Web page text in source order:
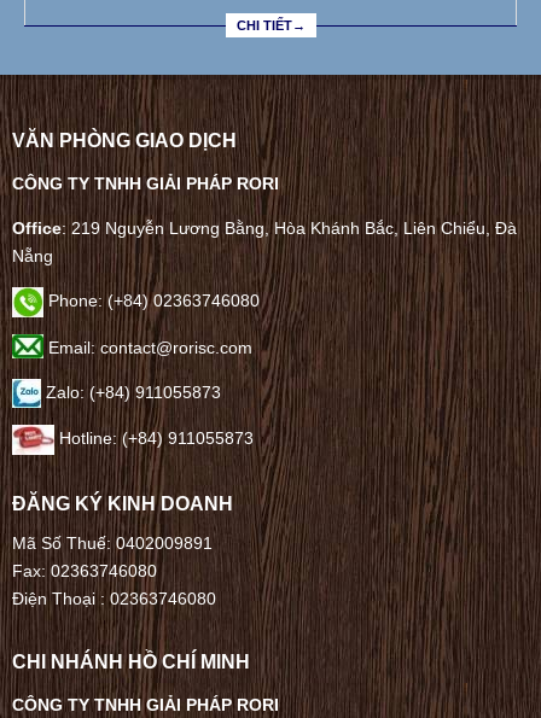
CHI TIẾT→
VĂN PHÒNG GIAO DỊCH
CÔNG TY TNHH GIẢI PHÁP RORI
Office: 219 Nguyễn Lương Bằng, Hòa Khánh Bắc, Liên Chiểu, Đà
Nẵng
Phone:(+84) 02363746080
Email: contact@rorisc.com
Zalo: (+84) 911055873
Hotline: (+84) 911055873
ĐĂNG KÝ KINH DOANH
Mã Số Thuế: 0402009891
Fax: 02363746080
Điện Thoại :02363746080
CHI NHÁNH HỒ CHÍ MINH
CÔNG TY TNHH GIẢI PHÁP RORI